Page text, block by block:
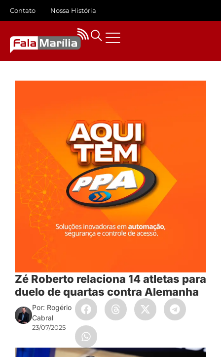
Contato Nossa História
Zé Roberto relaciona 14 atletas para
duelo de quartas contra Alemanha
Por: Rogério
Cabral
23/07/2025